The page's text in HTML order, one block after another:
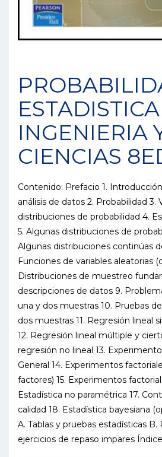
INGENIERIA
CIENCIAS
Contenido: Prefacio 1.
análisis de datos 2. Probabilidad 3.
distribuciones de probabilidad 4.
5. Algunas distribuciones de
Algunas distribuciones continúas
Funciones de variables aleatorias
Distribuciones de muestreo
descripciones de datos 9.
una y dos muestras 10. Pruebas
dos muestras 11. Regresión lineal
12. Regresión lineal múltiple y
regresión no lineal 13.
General 14. Experimentos
factores) 15. Experimentos
Estadística no paramétrica 17.
calidad 18. Estadística bayesiana
A. Tablas y pruebas estadísticas B.
ejercicios de repaso impares Índice